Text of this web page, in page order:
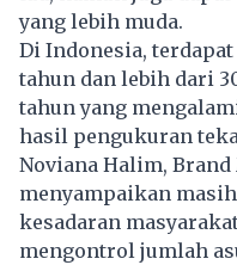
yang lebih muda.
Di Indonesia,
tahun dan lebih dari
tahun yang
hasil pengukuran
Noviana Halim,
menyampaikan
kesadaran
mengontrol jumlah